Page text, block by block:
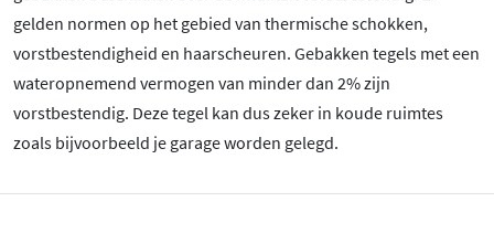
gelden normen op het gebied van thermische schokken,
vorstbestendigheid en haarscheuren. Gebakken tegels met een
wateropnemend vermogen van minder dan 2% zijn
vorstbestendig. Deze tegel kan dus zeker in koude ruimtes
zoals bijvoorbeeld je garage worden gelegd.